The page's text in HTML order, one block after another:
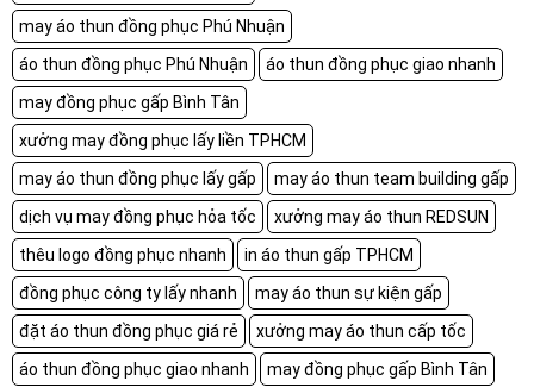
may áo thun đồng phục Phú Nhuận
áo thun đồng phục Phú Nhuận
áo thun đồng phục giao nhanh
may đồng phục gấp Bình Tân
xưởng may đồng phục lấy liền TPHCM
may áo thun đồng phục lấy gấp
may áo thun team building gấp
dịch vụ may đồng phục hỏa tốc
xưởng may áo thun REDSUN
thêu logo đồng phục nhanh
in áo thun gấp TPHCM
đồng phục công ty lấy nhanh
may áo thun sự kiện gấp
đặt áo thun đồng phục giá rẻ
xưởng may áo thun cấp tốc
áo thun đồng phục giao nhanh
may đồng phục gấp Bình Tân